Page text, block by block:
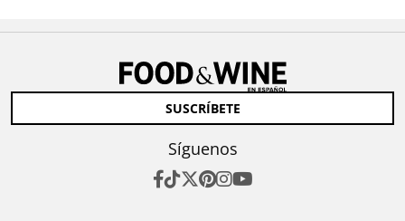
SUSCRÍBETE
Síguenos